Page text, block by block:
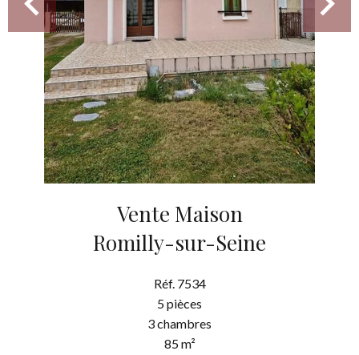
Vente Maison
Romilly-sur-Seine
Réf. 7534
5 pièces
3 chambres
85 m²